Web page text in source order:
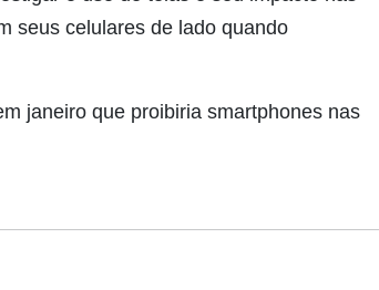
seus celulares de lado quando
janeiro que proibiria smartphones nas